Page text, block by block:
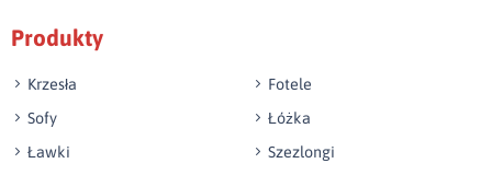
Produkty
Krzesła
Fotele
Sofy
Łóżka
Ławki
Szezlongi